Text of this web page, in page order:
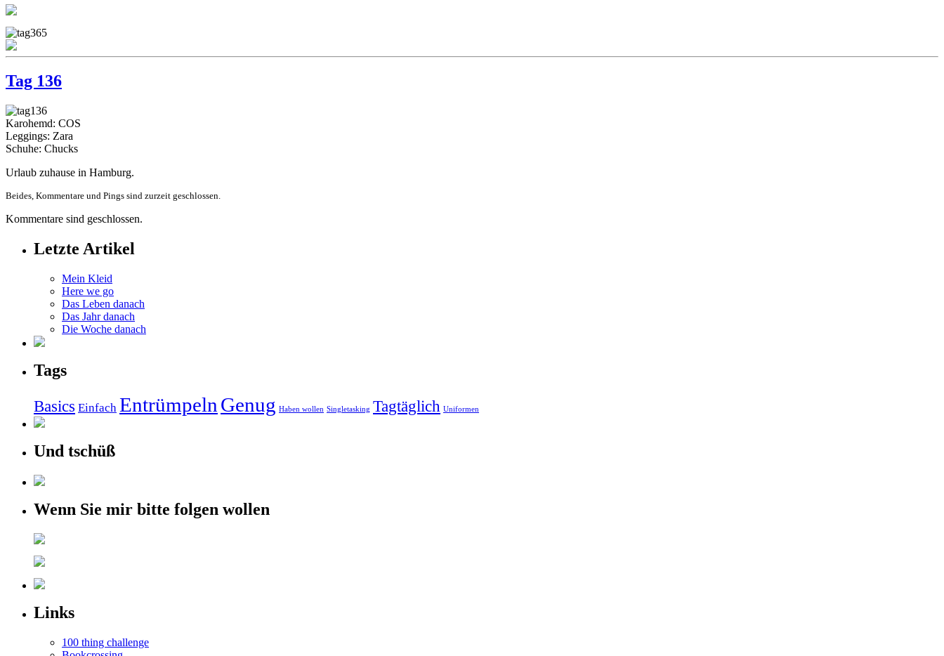
Tag 136
Karohemd: COS
Leggings: Zara
Schuhe: Chucks
Urlaub zuhause in Hamburg.
Beides, Kommentare und Pings sind zurzeit geschlossen.
Kommentare sind geschlossen.
Letzte Artikel
Mein Kleid
Here we go
Das Leben danach
Das Jahr danach
Die Woche danach
Tags
Basics Einfach EntrümpelnGenug Haben wollen Singletasking Tagtäglich Uniformen
Und tschüß
Wenn Sie mir bitte folgen wollen
Links
100 thing challenge